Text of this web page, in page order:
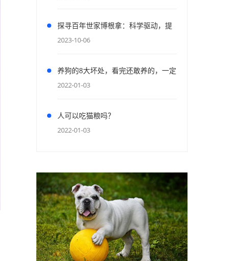
探寻百年世家博根拿：科学驱动，提
供宠物营养专业解决方案
2023-10-06
养狗的8大坏处，看完还敢养的，一定
是真爱了
2022-01-03
人可以吃猫粮吗？
2022-01-03